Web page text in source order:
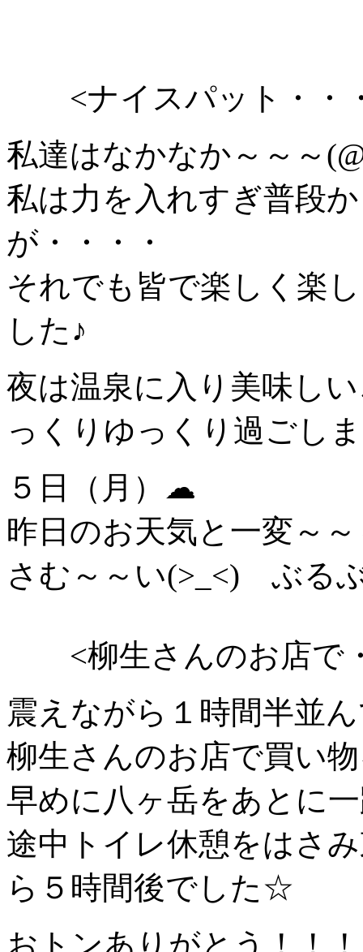
<ナイスパット・・
私達はなかなか～～～
私は力を入れすぎ普段
が・・・・
それでも皆で楽しく楽
した♪
夜は温泉に入り美味し
っくりゆっくり過ごし
５日（月）☁
昨日のお天気と一変～
さむ～～い(>_<) ぶる
<柳生さんのお店で
震えながら１時間半並
柳生さんのお店で買い
早めに八ヶ岳をあとに
途中トイレ休憩をはさ
ら５時間後でした☆
おトンありがとう！！！